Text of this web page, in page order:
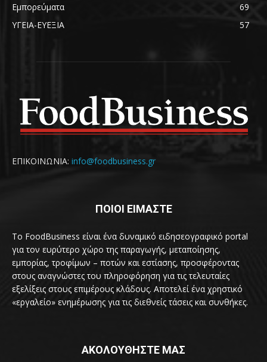
Εμπορεύματα
69
ΥΓΕΙΑ-ΕΥΕΞΙΑ
57
ΕΠΙΚΟΙΝΩΝΙΑ: info@foodbusiness.gr
ΠΟΙΟΙ ΕΙΜΑΣΤΕ
Το FoodBusiness είναι ένα δυναμικό ειδησεογραφικό portal
για τον ευρύτερο χώρο της παραγωγής, μεταποίησης,
εμπορίας, τροφίμων – ποτών και εστίασης, προσφέροντας
στους αναγνώστες του πληροφόρηση για τις τελευταίες
εξελίξεις στους επιμέρους κλάδους. Αποτελεί ένα χρηστικό
«εργαλείο» ενημέρωσης για τις διεθνείς τάσεις και συνθήκες.
ΑΚΟΛΟΥΘΗΣΤΕ ΜΑΣ